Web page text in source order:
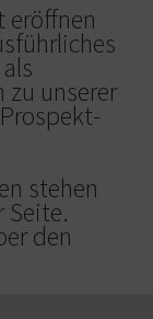
eröffnen
zu unserer
stehen
Seite.
den